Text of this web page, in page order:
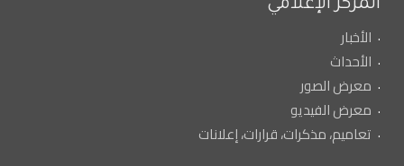
المركز الإعلامي
الأخبار
الأحداث
معرض الصور
معرض الفيديو
تعاميم، مذكرات، قرارات، إعلانات